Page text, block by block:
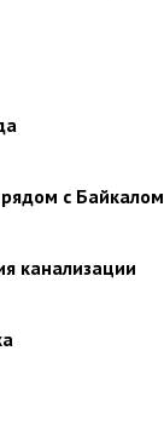
с Байкалом
канализации